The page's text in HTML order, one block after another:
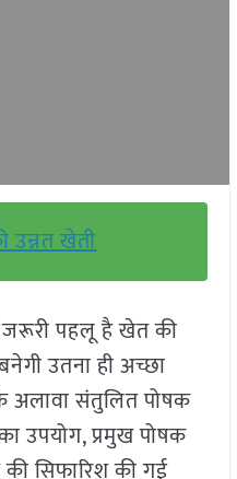
खेती
पहलू है खेत की
उतना ही अच्छा
अलावा संतुलित पोषक
उपयोग, प्रमुख पोषक